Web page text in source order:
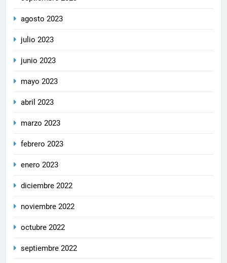
agosto 2023
julio 2023
junio 2023
mayo 2023
abril 2023
marzo 2023
febrero 2023
enero 2023
diciembre 2022
noviembre 2022
octubre 2022
septiembre 2022